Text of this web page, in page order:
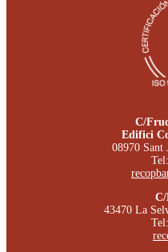
C/
Edifici
08970 Sant
Tel:
43470 La
Tel: